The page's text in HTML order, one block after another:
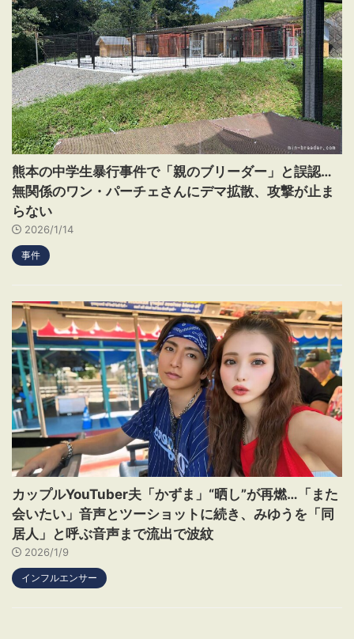
熊本の中学生暴行事件で「親のブリーダー」と誤認…
無関係のワン・パーチェさんにデマ拡散、攻撃が止ま
らない
2026/1/14
事件
カップルYouTuber夫「かずま」“晒し”が再燃…「また
会いたい」音声とツーショットに続き、みゆうを「同
居人」と呼ぶ音声まで流出で波紋
2026/1/9
インフルエンサー